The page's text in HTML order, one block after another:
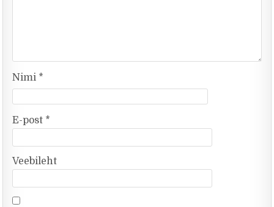
Nimi *
E-post *
Veebileht